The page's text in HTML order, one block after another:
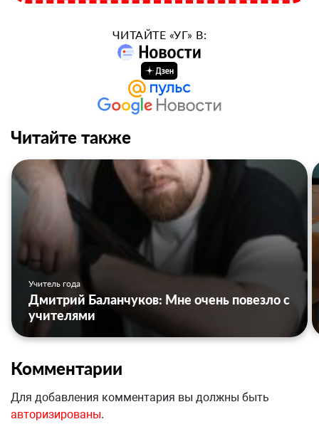
ЧИТАЙТЕ «УГ» В:
Читайте также
Учитель года
Дмитрий Баланчуков: Мне очень повезло с
учителями
Комментарии
Для добавления комментария вы должны быть
авторизированы.